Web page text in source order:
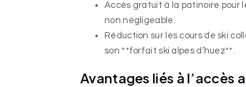
Accès gratuit à la patinoire pour
non négligeable.
Réduction sur les cours de ski
son **forfait ski alpes d’huez**.
Avantages liés à